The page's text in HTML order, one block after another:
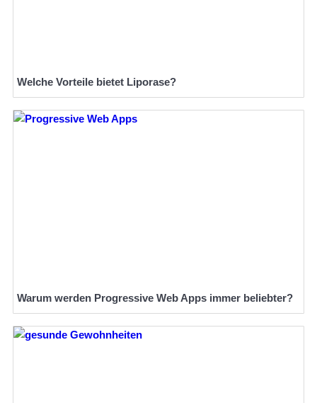
Welche Vorteile bietet Liporase?
Warum werden Progressive Web Apps immer beliebter?